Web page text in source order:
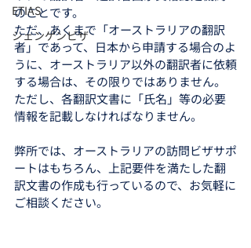
ETIAS
シェンゲンビザ
のことです。
ただ、あくまで「オーストラリアの翻訳
者」であって、日本から申請する場合のよ
うに、オーストラリア以外の翻訳者に依頼
する場合は、その限りではありません。
ただし、各翻訳文書に「氏名」等の必要
情報を記載しなければなりません。
弊所では、オーストラリアの訪問ビザサポ
ートはもちろん、上記要件を満たした翻
訳文書の作成も行っているので、お気軽に
ご相談ください。